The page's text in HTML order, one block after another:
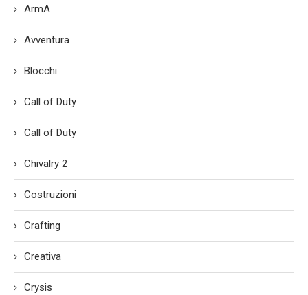
ArmA
Avventura
Blocchi
Call of Duty
Call of Duty
Chivalry 2
Costruzioni
Crafting
Creativa
Crysis